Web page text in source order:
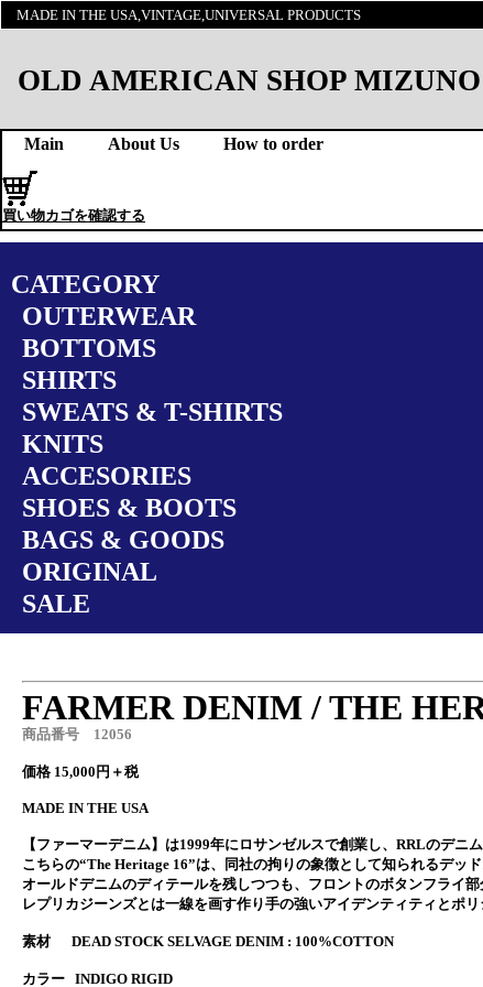
MADE IN THE USA,VINTAGE,UNIVERSAL PRODUCTS
OLD AMERICAN SHOP
Main About Us How to order
買い物カゴを確認する
CATEGORY
OUTERWEAR
BOTTOMS
SHIRTS
SWEATS & T-SHIRTS
KNITS
ACCESORIES
SHOES & BOOTS
BAGS & GOODS
ORIGINAL
SALE
FARMER DENIM / THE
商品番号 12056
価格 15,000円＋税
MADE IN THE USA
【ファーマーデニム】は1999年にロサンゼルスで創業し、RRLのデ
こちらの“The Heritage 16”は、同社の拘りの象徴として知られるデッ
オールドデニムのディテールを残しつつも、フロントのボタンフライ
レプリカジーンズとは一線を画す作り手の強いアイデンティティとポ
素材 DEAD STOCK SELVAGE DENIM : 100%COTTON
カラー INDIGO RIGID